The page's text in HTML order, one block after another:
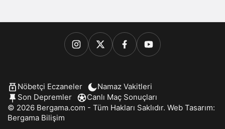
Nöbetçi Eczaneler
Namaz Vakitleri
Son Depremler
Canlı Maç Sonuçları
© 2026 Bergama.com - Tüm Hakları Saklıdır. Web Tasarım:
Bergama Bilişim